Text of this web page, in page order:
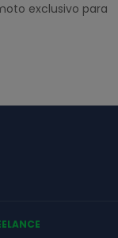
exclusivo para